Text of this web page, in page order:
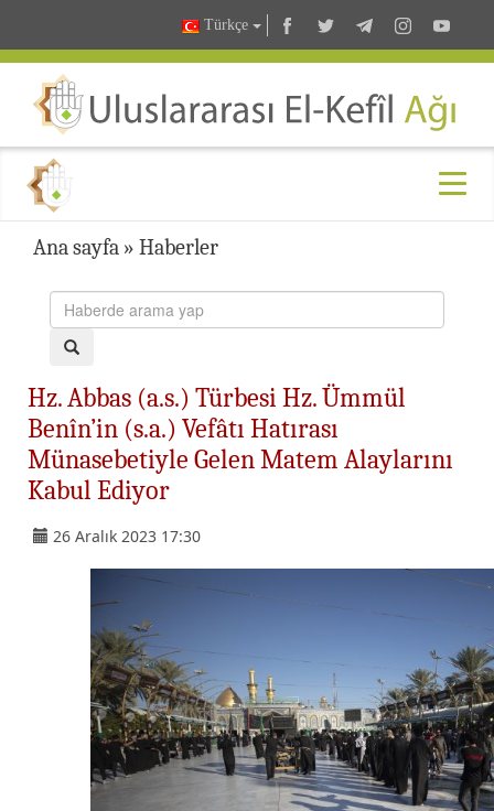
Türkçe
Ana sayfa » Haberler
Hz. Abbas (a.s.) Türbesi Hz. Ümmül
Benîn’in (s.a.) Vefâtı Hatırası
Münasebetiyle Gelen Matem Alaylarını
Kabul Ediyor
26 Aralık 2023 17:30